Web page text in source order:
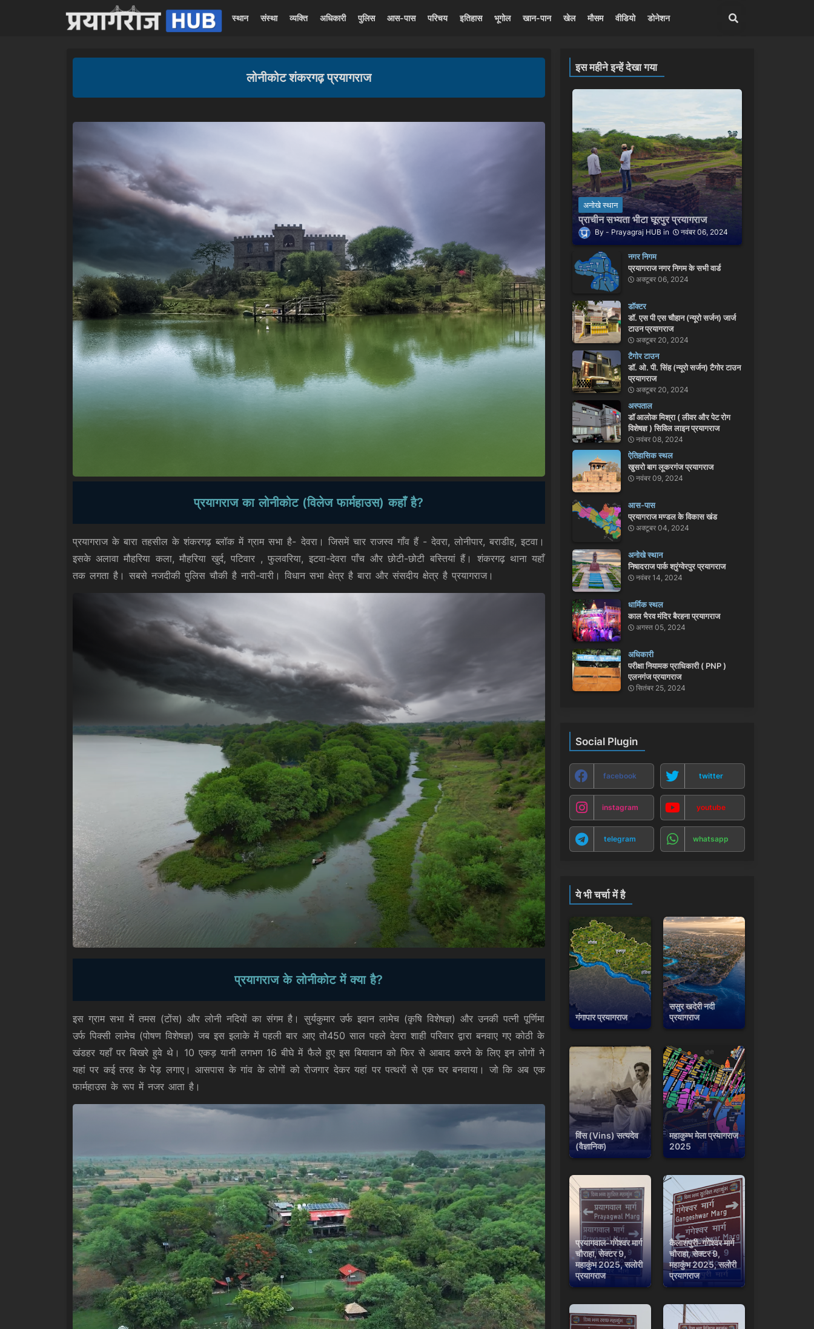
स्थान संस्था व्यक्ति अधिकारी पुलिस आस-पास परिचय इतिहास भूगोल खान-पान खेल मौसम वीडियो डोनेशन
लोनीकोट शंकरगढ़ प्रयागराज
प्रयागराज का लोनीकोट (विलेज फार्महाउस) कहाँ है?
प्रयागराज के बारा तहसील के शंकरगढ़ ब्लॉक में ग्राम सभा है- देवरा। जिसमें चार राजस्व गाँव हैं - देवरा, लोनीपार, बराडीह, इटवा।
इसके अलावा मौहरिया कला, मौहरिया खुर्द, पटिवार , फुलवरिया, इटवा-देवरा पाँच और छोटी-छोटी बस्तियां हैं। शंकरगढ़ थाना यहाँ
तक लगता है। सबसे नजदीकी पुलिस चौकी है नारी-वारी। विधान सभा क्षेत्र है बारा और संसदीय क्षेत्र है प्रयागराज।
प्रयागराज के लोनीकोट में क्या है?
इस ग्राम सभा में तमस (टोंस) और लोनी नदियों का संगम है। सुर्यकुमार उर्फ इवान लामेच (कृषि विशेषज्ञ) और उनकी पत्नी पूर्णिमा
उर्फ पिक्सी लामेच (पोषण विशेषज्ञ) जब इस इलाके में पहली बार आए तो450 साल पहले देवरा शाही परिवार द्वारा बनवाए गए कोठी के
खंडहर यहाँ पर बिखरे हुवे थे। 10 एकड़ यानी लगभग 16 बीघे में फैले हुए इस बियावान को फिर से आबाद करने के लिए इन लोगों ने
यहां पर कई तरह के पेड़ लगाए। आसपास के गांव के लोगों को रोजगार देकर यहां पर पत्थरों से एक घर बनवाया। जो कि अब एक
फार्महाउस के रूप में नजर आता है।
इस महीने इन्हें देखा गया
अनोखे स्थान
प्राचीन सभ्यता भीटा घूरपुर प्रयागराज
Prayagraj HUB नवंबर 06, 2024
नगर निगम
प्रयागराज नगर निगम के सभी वार्ड
अक्टूबर 06, 2024
डॉक्टर
डॉ. एस पी एस चौहान (न्यूरो सर्जन) जार्ज
टाउन प्रयागराज
अक्टूबर 20, 2024
टैगोर टाउन
डॉ. ओ. पी. सिंह (न्यूरो सर्जन) टैगोर टाउन
प्रयागराज
अक्टूबर 20, 2024
अस्पताल
डॉ आलोक मिश्रा ( लीवर और पेट रोग
विशेषज्ञ ) सिविल लाइन प्रयागराज
नवंबर 08, 2024
ऐतिहासिक स्थल
खुसरो बाग लूकरगंज प्रयागराज
नवंबर 09, 2024
आस-पास
प्रयागराज मण्डल के विकास खंड
अक्टूबर 04, 2024
अनोखे स्थान
निषादराज पार्क श्रृंग्वेरपुर प्रयागराज
नवंबर 14, 2024
धार्मिक स्थल
काल भैरव मंदिर बैरहना प्रयागराज
अगस्त 05, 2024
अधिकारी
परीक्षा नियामक प्राधिकारी ( PNP )
एलनगंज प्रयागराज
सितंबर 25, 2024
Social Plugin
facebook twitter
instagram youtube
telegram whatsapp
ये भी चर्चा में है
गंगापार प्रयागराज
ससुर खदेरी नदी
प्रयागराज
विंस (Vins) सत्यदेव
(वैज्ञानिक)
महाकुम्भ मेला प्रयागराज
2025
प्रयागवाल-गंगेश्वर मार्ग
चौराहा, सेक्टर 9,
महाकुंभ 2025, सलोरी
प्रयागराज
कैलाशपुरी-गंगेश्वर मार्ग
चौराहा, सेक्टर 9,
महाकुंभ 2025, सलोरी
प्रयागराज